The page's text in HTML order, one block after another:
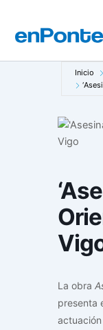
contenido
Inicio
La obra
presenta